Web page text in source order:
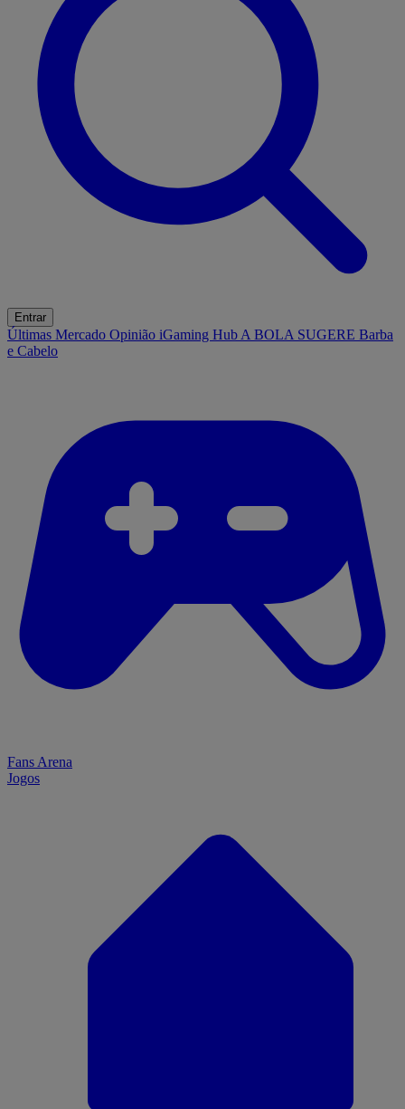
Entrar
Últimas Mercado Opinião iGaming Hub A BOLA SUGERE Barba
e Cabelo
Fans Arena
Jogos